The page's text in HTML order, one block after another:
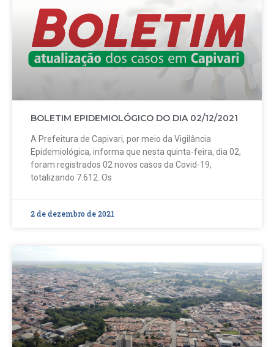
BOLETIM EPIDEMIOLÓGICO DO DIA 02/12/2021
A Prefeitura de Capivari, por meio da Vigilância
Epidemiológica, informa que nesta quinta-feira, dia 02,
foram registrados 02 novos casos da Covid-19,
totalizando 7.612. Os
2 de dezembro de 2021